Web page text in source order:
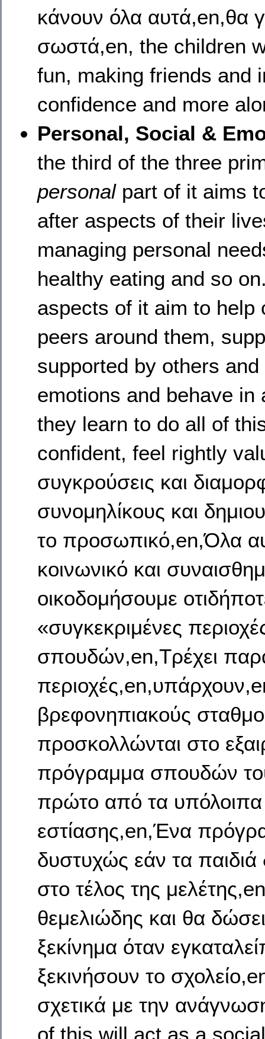
κάνουν όλα αυτά,en,θα
σωστά,en, the children
fun, making friends and
confidence and more
Personal, Social &
the third of the three
personalpart of it aims
after aspects of their
managing personal
healthy eating and so
aspects of it aim to help
peers around them,
supported by others
emotions and behave
they learn to do all of
confident, feel rightly
συγκρούσεις και
συνομηλίκους και
το προσωπικό,en,Όλα
κοινωνικό και
οικοδομήσουμε
«συγκεκριμένες
σπουδών,en,Τρέχει
βρεφονηπιακούς
προσκολλώνται στο
πρόγραμμα σπουδών
πρώτο από τα υπόλοιπα
εστίασης,en,Ένα
δυστυχώς εάν τα
στο τέλος της
θεμελιώδης και θα
ξεκίνημα όταν
ξεκινήσουν το
σχετικά με την
of this will act as a